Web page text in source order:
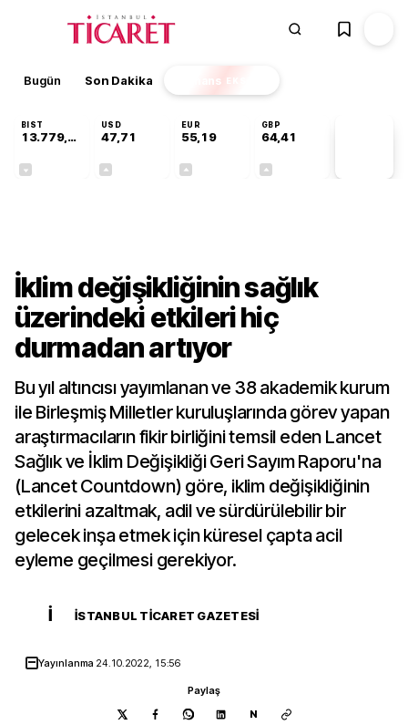
Bugün Son Dakika Finans EKSTRA
BIST
13.779,39
USD
47,71
EUR
55,19
GBP
64,41
İklim değişikliğinin sağlık
üzerindeki etkileri hiç
durmadan artıyor
Bu yıl altıncısı yayımlanan ve 38 akademik kurum
ile Birleşmiş Milletler kuruluşlarında görev yapan
araştırmacıların fikir birliğini temsil eden Lancet
Sağlık ve İklim Değişikliği Geri Sayım Raporu'na
(Lancet Countdown) göre, iklim değişikliğinin
etkilerini azaltmak, adil ve sürdürülebilir bir
gelecek inşa etmek için küresel çapta acil
eyleme geçilmesi gerekiyor.
İ İSTANBUL TICARET GAZETESI
Yayınlanma 24.10.2022, 15:56
Paylaş
N